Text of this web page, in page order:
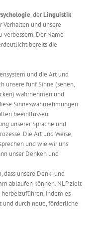
, derLinguistik
Verhalten und unsere
verbessern. Der Name
bereits die
und die Art und
unsere fünf Sinne (sehen,
wahrnehmen und
Sinneswahrnehmungen
beeinflussen.
unserer Sprache und
Die Art und Weise,
und wie wir uns
unser Denken und
dass unsere Denk- und
ablaufen können. NLP zielt
indem es
durch neue, förderliche